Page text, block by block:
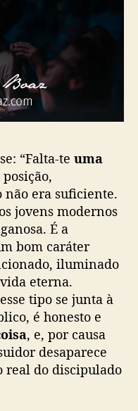
“Falta-te uma
era suficiente.
jovens modernos
É a
bom caráter
iluminado
eterna.
tipo se junta à
é honesto e
, e, por causa
desaparece
real do discipulado